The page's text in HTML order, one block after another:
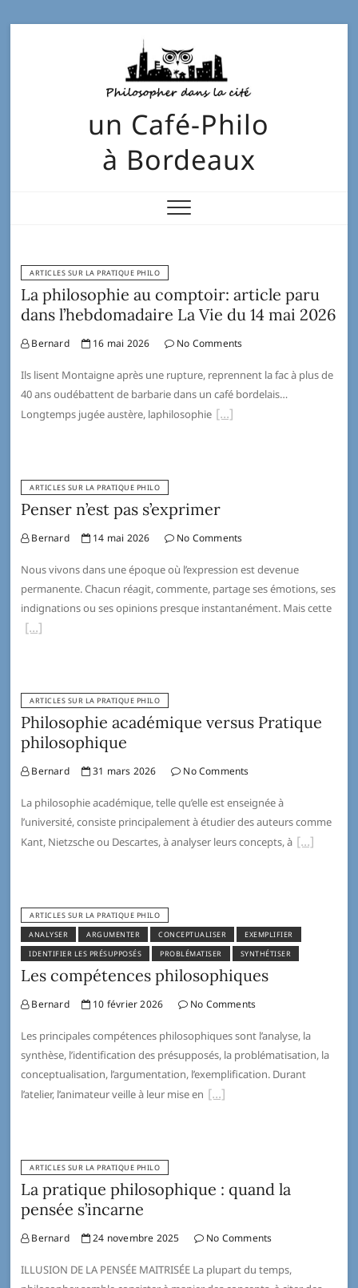
un Café-Philo
à Bordeaux
ARTICLES SUR LA PRATIQUE PHILO
La philosophie au comptoir: article paru
dans l’hebdomadaire La Vie du 14 mai 2026
Bernard 16 mai 2026 No Comments
Ils lisent Montaigne après une rupture, reprennent la fac à plus de
40 ans oudébattent de barbarie dans un café bordelais…
Longtemps jugée austère, laphilosophie
ARTICLES SUR LA PRATIQUE PHILO
Penser n’est pas s’exprimer
Bernard 14 mai 2026 No Comments
Nous vivons dans une époque où l’expression est devenue
permanente. Chacun réagit, commente, partage ses émotions, ses
indignations ou ses opinions presque instantanément. Mais cette
ARTICLES SUR LA PRATIQUE PHILO
Philosophie académique versus Pratique
philosophique
Bernard 31 mars 2026 No Comments
La philosophie académique, telle qu’elle est enseignée à
l’université, consiste principalement à étudier des auteurs comme
Kant, Nietzsche ou Descartes, à analyser leurs concepts, à
ARTICLES SUR LA PRATIQUE PHILO
ANALYSER
ARGUMENTER CONCEPTUALISER
EXEMPLIFIER
IDENTIFIER LES PRÉSUPPOSÉS
PROBLÉMATISER SYNTHÉTISER
Les compétences philosophiques
Bernard 10 février 2026 No Comments
Les principales compétences philosophiques sont l’analyse, la
synthèse, l’identification des présupposés, la problématisation, la
conceptualisation, l’argumentation, l’exemplification. Durant
l’atelier, l’animateur veille à leur mise en
ARTICLES SUR LA PRATIQUE PHILO
La pratique philosophique : quand la
pensée s’incarne
Bernard 24 novembre 2025 No Comments
ILLUSION DE LA PENSÉE MAITRISÉE La plupart du temps,